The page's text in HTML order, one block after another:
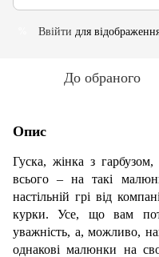
Ввійти для
До обраного
Опис
Гуска, жінка з
всього ‒ на такі
настільній грі від
курки. Усе, що вам
уважність, а, можливо,
однакові малюнки на